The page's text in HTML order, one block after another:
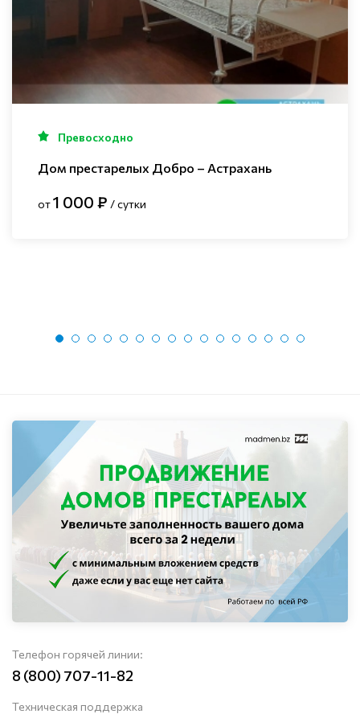
Превосходно
Дом престарелых Добро – Астрахань
от1 000 ₽ / сутки
Телефон горячей линии:
8 (800) 707-11-82
Техническая поддержка